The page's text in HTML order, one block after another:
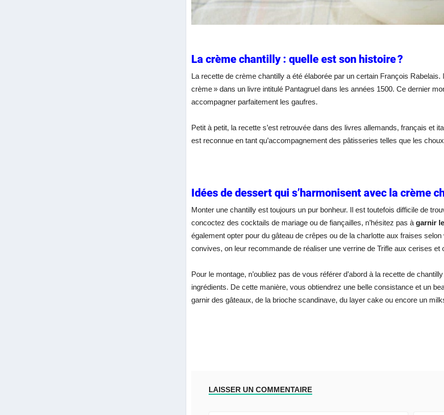
La crème chantilly : quelle est son histoire ?
La recette de crème chantilly a été élaborée par un certain François Rabelais.
crème » dans un livre intitulé Pantagruel dans les années 1500. Ce dernier
accompagner parfaitement les gaufres.
Petit à petit, la recette s’est retrouvée dans des livres allemands, français et
est reconnue en tant qu’accompagnement des pâtisseries telles que les
Idées de dessert qui s’harmonisent avec la crème
Monter une chantilly est toujours un pur bonheur. Il est toutefois difficile de
concoctez des cocktails de mariage ou de fiançailles, n’hésitez pas àgarnir
également opter pour du gâteau de crêpes ou de la charlotte aux fraises
convives, on leur recommande de réaliser une verrine de Trifle aux cerises et
Pour le montage, n’oubliez pas de vous référer d’abord à la recette de
ingrédients. De cette manière, vous obtiendrez une belle consistance et un
garnir des gâteaux, de la brioche scandinave, du layer cake ou encore un
LAISSER UN COMMENTAIRE